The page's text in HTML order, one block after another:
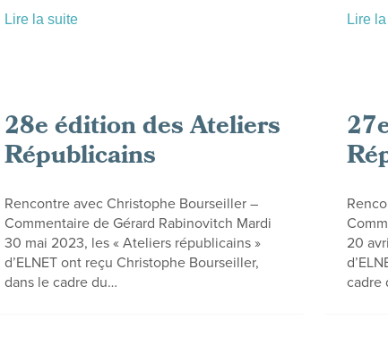
Lire la suite Lire
28e édition des Ateliers
Républicains
Rencontre avec Christophe Bourseiller –
Commentaire de Gérard Rabinovitch Mardi
30 mai 2023, les « Ateliers républicains »
d’ELNET ont reçu Christophe Bourseiller,
dans le cadre du…
20
cadre